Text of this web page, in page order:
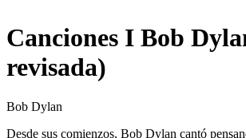
Canciones I Bob
revisada)
Bob Dylan
Desde sus comienzos, Bob Dylan cantó